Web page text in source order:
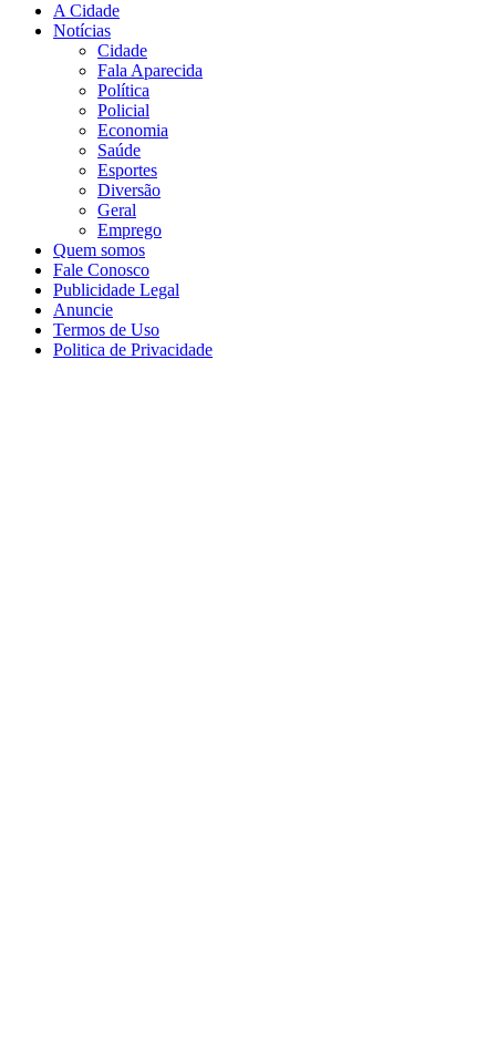
A Cidade
Notícias
Cidade
Fala Aparecida
Política
Policial
Economia
Saúde
Esportes
Diversão
Geral
Emprego
Quem somos
Fale Conosco
Publicidade Legal
Anuncie
Termos de Uso
Politica de Privacidade